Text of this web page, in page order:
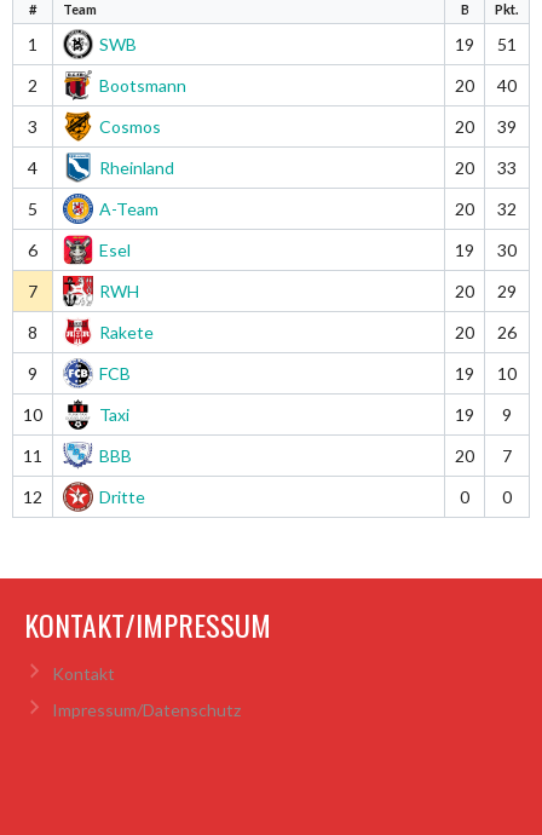
# Team B Pkt.
1 SWB 19
51
2
Bootsmann 20
40
3
Cosmos 20
39
4
Rheinland 20
33
5
A-Team 20
32
6
Esel 19
30
7
RWH 20
29
8
Rakete 20
26
9
FCB 19
10
10
Taxi 19
9
11
BBB 20
7
12
Dritte 0 0
KONTAKT/IMPRESSUM
Kontakt
Impressum/Datenschutz